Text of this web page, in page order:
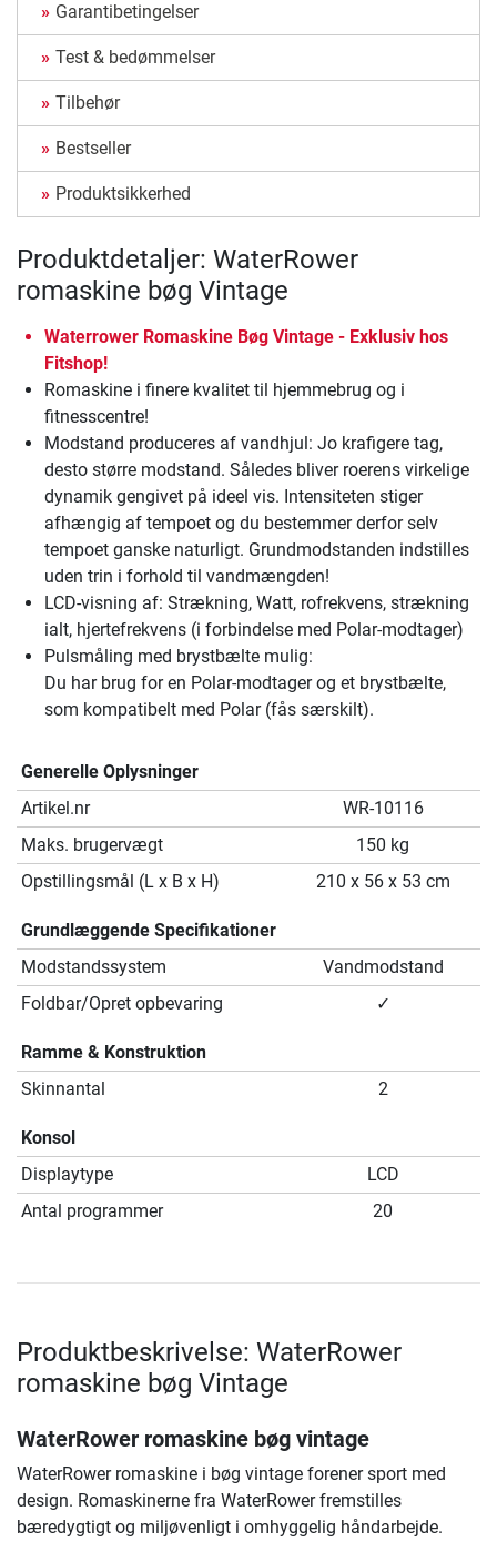
Garantibetingelser
Test & bedømmelser
Tilbehør
Bestseller
Produktsikkerhed
Produktdetaljer: WaterRower
romaskine bøg Vintage
Waterrower Romaskine Bøg Vintage - Exklusiv hos
Fitshop!
Romaskine i finere kvalitet til hjemmebrug og i
fitnesscentre!
Modstand produceres af vandhjul: Jo krafigere tag,
desto større modstand. Således bliver roerens virkelige
dynamik gengivet på ideel vis. Intensiteten stiger
afhængig af tempoet og du bestemmer derfor selv
tempoet ganske naturligt. Grundmodstanden indstilles
uden trin i forhold til vandmængden!
LCD-visning af: Strækning, Watt, rofrekvens, strækning
ialt, hjertefrekvens (i forbindelse med Polar-modtager)
Pulsmåling med brystbælte mulig:
Du har brug for en Polar-modtager og et brystbælte,
som kompatibelt med Polar (fås særskilt).
Generelle Oplysninger
Artikel.nr
WR-10116
Maks. brugervægt
150 kg
Opstillingsmål (L x B x H)
210 x 56 x 53 cm
Grundlæggende Specifikationer
Modstandssystem
Vandmodstand
Foldbar/Opret opbevaring
✓
Ramme & Konstruktion
Skinnantal
2
Konsol
Displaytype
LCD
Antal programmer
20
Produktbeskrivelse: WaterRower
romaskine bøg Vintage
WaterRower romaskine bøg vintage
WaterRower romaskine i bøg vintage forener sport med
design. Romaskinerne fra WaterRower fremstilles
bæredygtigt og miljøvenligt i omhyggelig håndarbejde.